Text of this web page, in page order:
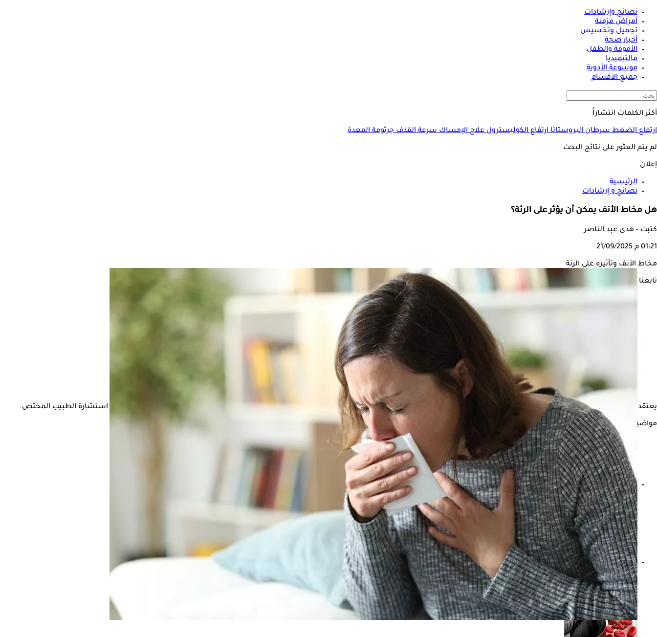
نصائح وإرشادات
أمراض مزمنة
تجميل وتخسيس
أخبار صحة
الأمومة والطفل
مالتيميديا
موسوعة الأدوية
جميع الأقسام
أكثر الكلمات انتشاراً
ارتفاع الضغطسرطان البروستاتاارتفاع الكوليسترولعلاج الإمساكسرعة القذفجرثومة المعدة
لم يتم العثور على نتائج البحث
إعلان
الرئيسية
نصائح و إرشادات
هل مخاط الأنف يمكن أن يؤثر على الرئة؟
كتبت - هدى عبد الناصر
01:21 م 21/09/2025
مخاط الأنف وتأثيره على الرئة
تابعنا على
يعتقد بعض الأشخاص أن مخاطر الأنف لا يؤثر على باقي أجهزة الجسم ولا يشكل أي خطورة، على الرغم من تأثيره القوي خاصة في حالة الإصابة بأي مشكلة صحية، مما يتطلب استشارة الطبيب المختص.
مواضيع ذات صلة
تأثير التكييف على الرئة- طبيب يجيب: ماذا يفعل بها في الصيف؟ "فيديو"
كيف يكون سعال أورام الرئة؟- طبيب يوضح